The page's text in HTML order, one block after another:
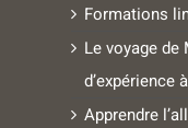
Formations
Le voyage
d’expérience
Apprendre